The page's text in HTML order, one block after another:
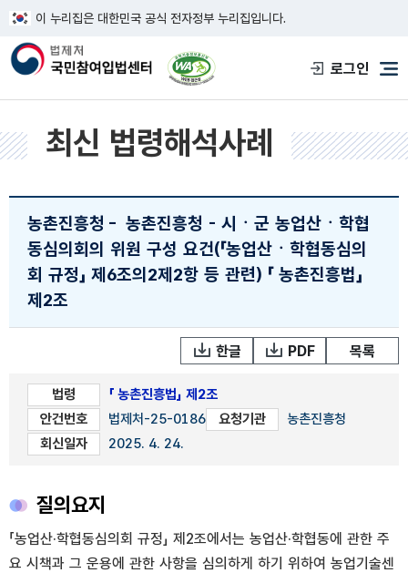
이 누리집은 대한민국 공식 전자정부 누리집입니다.
한국웹접근성인증평가원 웹접근성 사이
로그인
메
최신 법령해석사례
농촌진흥청 - 농촌진흥청 - 시ㆍ군 농업산ㆍ학협
동심의회의 위원 구성 요건(「농업산ㆍ학협동심의
회 규정」 제6조의2제2항 등 관련) 「 농촌진흥법」
제2조
한글 PDF 목록
법령
「 농촌진흥법」 제2조
안건번호
법제처-25-0186 요청기관
농촌진흥청
회신일자
2025. 4. 24.
질의요지
「농업산·학협동심의회 규정」 제2조에서는 농업산·학협동에 관한 주
요 시책과 그 운용에 관한 사항을 심의하게 하기 위하여 농업기술센